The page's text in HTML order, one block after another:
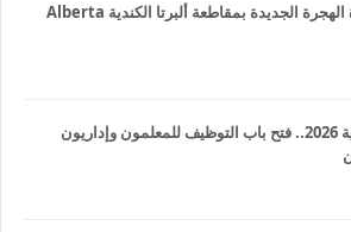
استمارة الهجرة الجديدة بمقاطعة ألبرتا الكندية Alberta
السعودية 2026.. فتح باب التوظيف للمعلمون وإداريون